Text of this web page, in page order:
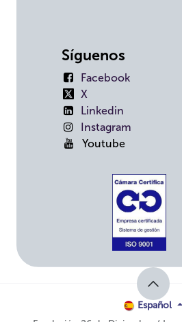
Síguenos
Facebook
X
Linkedin
Instagram
Youtube
Español